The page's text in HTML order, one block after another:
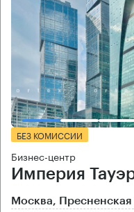
БЕЗ КОМИССИИ
Бизнес-центр
Империя
Москва,